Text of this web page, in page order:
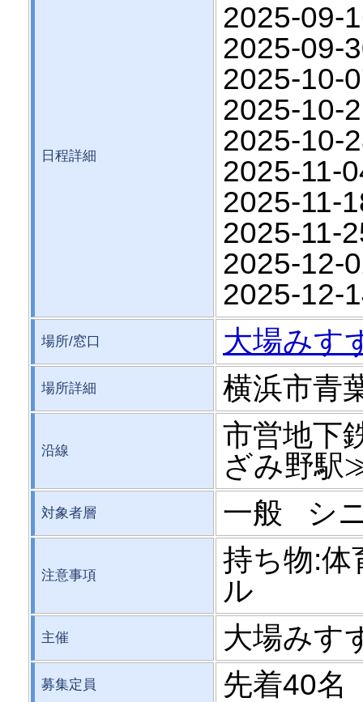
日程詳細
2025-09-
2025-09-
2025-10-
2025-10-
2025-10-
2025-11-
2025-11-
2025-11-
2025-12-
2025-12-
場所/窓口 大場みす
場所詳細 横浜市青
沿線
市営地下
ざみ野駅
対象者層 一般 シ
注意事項
持ち物:体
ル
主催 大場みす
募集定員 先着40名